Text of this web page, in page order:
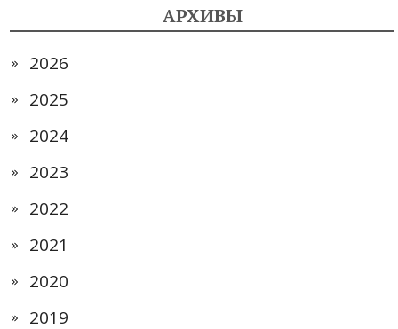
АРХИВЫ
2026
2025
2024
2023
2022
2021
2020
2019